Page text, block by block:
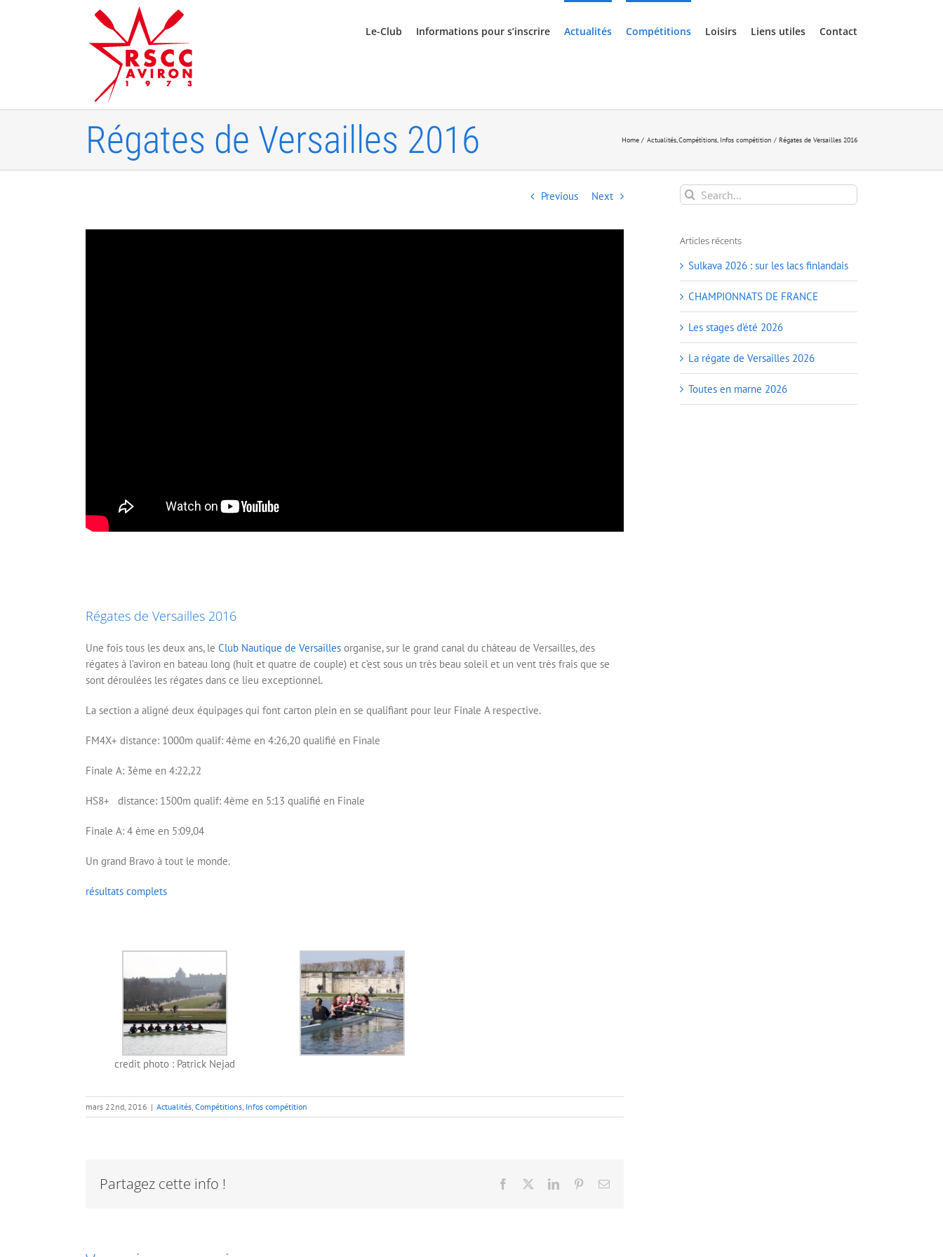
Le-Club Informations pour s’inscrire Actualités Compétitions Loisirs Liens utiles Contact
Régates de Versailles 2016 Home Actualités Compétitions Infos compétition Régates de Versailles 2016
Previous Next
Régates de Versailles 2016
Une fois tous les deux ans, le Club Nautique de Versailles organise, sur le grand canal du château de Versailles, des
régates à l’aviron en bateau long (huit et quatre de couple) et c’est sous un très beau soleil et un vent très frais que se
sont déroulées les régates dans ce lieu exceptionnel.
La section a aligné deux équipages qui font carton plein en se qualifiant pour leur Finale A respective.
FM4X+ distance: 1000m qualif: 4ème en 4:26,20 qualifié en Finale
Finale A: 3ème en 4:22,22
HS8+ distance: 1500m qualif: 4ème en 5:13 qualifié en Finale
Finale A: 4 ème en 5:09,04
Un grand Bravo à tout le monde.
résultats complets
credit photo : Patrick Nejad
mars 22nd, 2016 | Actualités Compétitions Infos compétition
Partagez cette info ! Facebook LinkedInPinterestEmail
Search
for:
Articles récents
Sulkava 2026 : sur les lacs finlandais
CHAMPIONNATS DE FRANCE
Les stages d’été 2026
La régate de Versailles 2026
Toutes en marne 2026